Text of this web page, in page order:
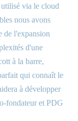
via le cloud
nous avons
de l'expansion
d'une
à la barre,
qui connaît le
à développer
fondateur et PDG